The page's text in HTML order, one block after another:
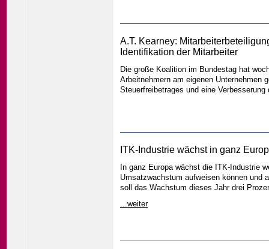
A.T. Kearney:
Identifikation der Mitarbeiter
Die große Koalition im Bundestag hat
Arbeitnehmern am eigenen Unternehmen
Steuerfreibetrages und eine
ITK-Industrie wächst in ganz
In ganz Europa wächst die ITK-Industrie
Umsatzwachstum aufweisen können und
soll das Wachstum dieses Jahr drei
...weiter